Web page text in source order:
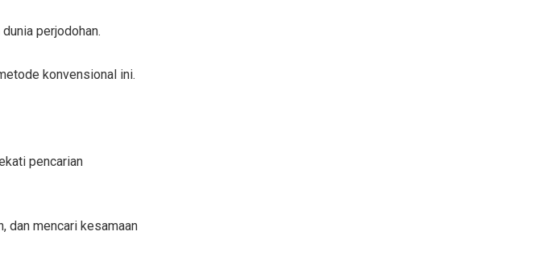
perjodohan.
konvensional ini.
pencarian
dan mencari kesamaan